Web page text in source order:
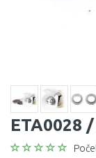
ETA0028